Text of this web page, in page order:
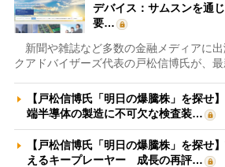
デバイス：サムスンを通
要…
新聞や雑誌など多数の金融メディアに
クアドバイザーズ代表の戸松信博氏が、最
【戸松信博氏「明日の爆騰株」を探せ
端半導体の製造に不可欠な検査装…
【戸松信博氏「明日の爆騰株」を探せ
えるキープレーヤー 成長の再評…